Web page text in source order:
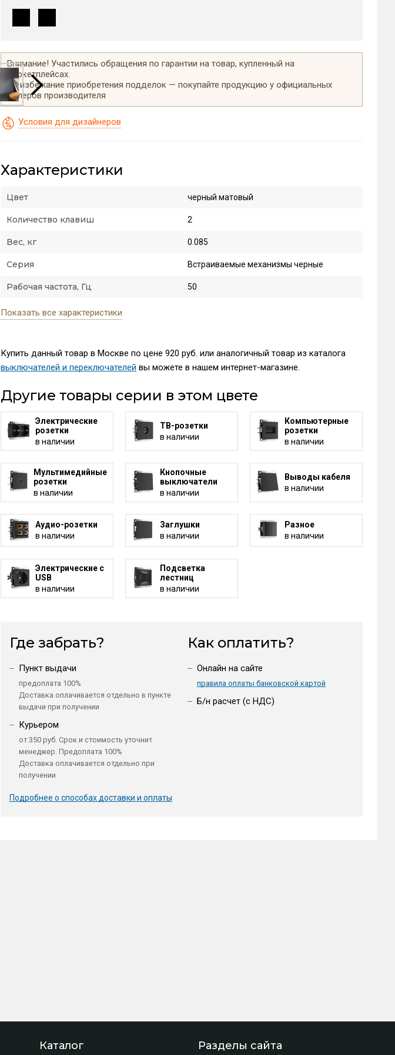
Внимание! Участились обращения по гарантии на товар, купленный на
маркетплейсах.
Во избежание приобретения подделок — покупайте продукцию у официальных
дилеров производителя
Условия для дизайнеров
Характеристики
Цвет черный матовый
Количество клавиш 2
Вес, кг 0.085
Серия Встраиваемые механизмы черные
Рабочая частота, Гц 50
Показать все характеристики
Купить данный товар в Москве по цене 920 руб. или аналогичный товар из каталога
выключателей и переключателей вы можете в нашем интернет-магазине.
Другие товары серии в этом цвете
Электрические
розетки
в наличии
ТВ-розетки
в наличии
Компьютерные
розетки
в наличии
Мультимедийные
розетки
в наличии
Кнопочные
выключатели
в наличии
Выводы кабеля
в наличии
Аудио-розетки
в наличии
Заглушки
в наличии
Разное
в наличии
Электрические с
USB
в наличии
Подсветка
лестниц
в наличии
Где забрать?
Пункт выдачи
предоплата 100%
Доставка оплачивается отдельно в пункте
выдачи при получении
Курьером
от 350 руб. Срок и стоимость уточнит
менеджер. Предоплата 100%
Доставка оплачивается отдельно при
получении
Подробнее о способах доставки и оплаты
Как оплатить?
Онлайн на сайте
правила оплаты банковской картой
Б/н расчет (c НДС)
Каталог Разделы сайта